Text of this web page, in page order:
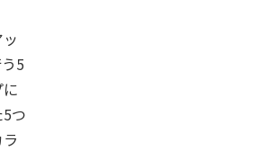
5
つ